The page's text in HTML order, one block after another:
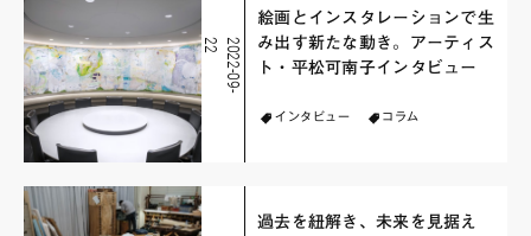
2
0
2
2
-
0
9
-
2
2
絵画とインスタレーションで生
み出す新たな動き。アーティス
ト・平松可南子インタビュー
インタビュー コラム
過去を紐解き、未来を見据え